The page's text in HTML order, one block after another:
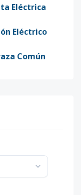
Eléctrica
Eléctrico
Común